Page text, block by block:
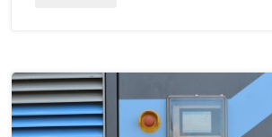
Programm
jetzt